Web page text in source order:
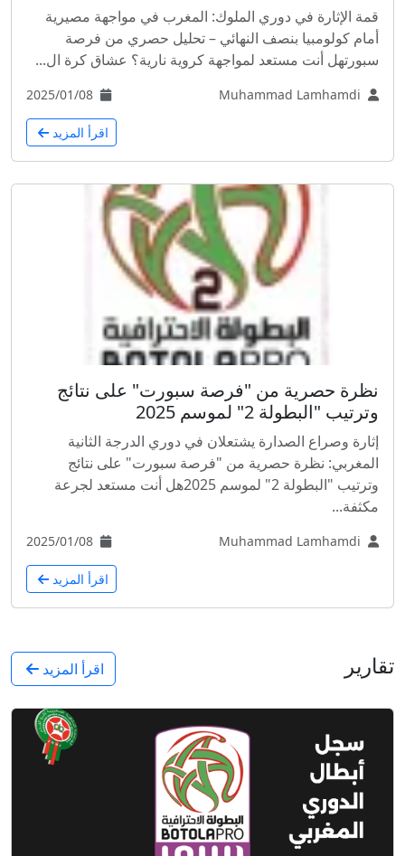
قمة الإثارة في دوري الملوك: المغرب في مواجهة مصيرية
أمام كولومبيا بنصف النهائي – تحليل حصري من فرصة
سبورتهل أنت مستعد لمواجهة كروية نارية؟ عشاق كرة ال...
اقرأ المزيد
نظرة حصرية من "فرصة سبورت" على نتائج
وترتيب "البطولة 2" لموسم 2025
إثارة وصراع الصدارة يشتعلان في دوري الدرجة الثانية
المغربي: نظرة حصرية من "فرصة سبورت" على نتائج
وترتيب "البطولة 2" لموسم 2025هل أنت مستعد لجرعة
مكثفة...
اقرأ المزيد
تقارير اقرأ المزيد